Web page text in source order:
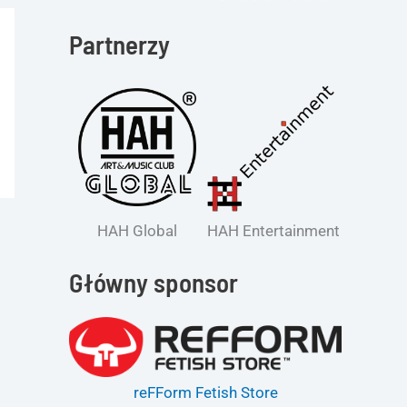
Partnerzy
HAH Global HAH Entertainment
Główny sponsor
reFForm Fetish Store